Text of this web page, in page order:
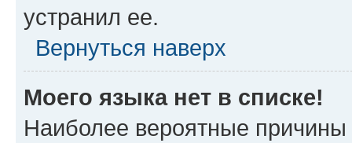
устранил ее.
Вернуться наверх
Моего языка нет в списке!
Наиболее вероятные причины